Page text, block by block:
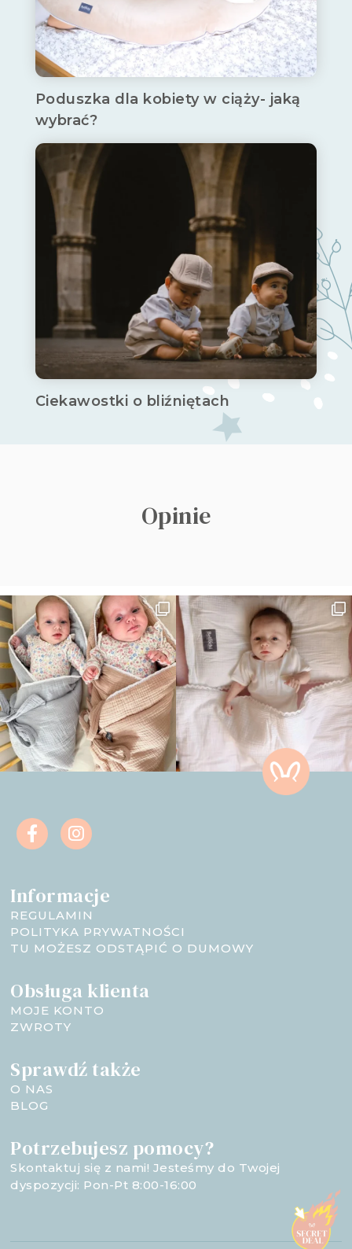
Poduszka dla kobiety w ciąży- jaką
wybrać?
Ciekawostki o bliźniętach
Opinie
Informacje
REGULAMIN
POLITYKA PRYWATNOŚCI
TU MOŻESZ ODSTĄPIĆ O DUMOWY
Obsługa klienta
MOJE KONTO
ZWROTY
Sprawdź także
O NAS
BLOG
Potrzebujesz pomocy?
Skontaktuj się z nami! Jesteśmy do Twojej
dyspozycji: Pon-Pt 8:00-16:00